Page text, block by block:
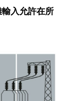
輸入允許在所